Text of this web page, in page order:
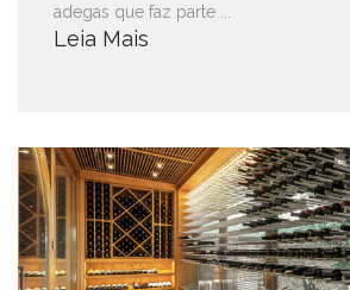
adegas que faz parte ...
Leia Mais